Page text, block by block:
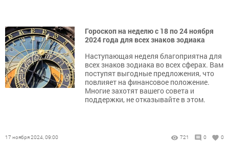
Гороскоп на неделю с 18 по 24 ноября
2024 года для всех знаков зодиака
Наступающая неделя благоприятна для
всех знаков зодиака во всех сферах. Вам
поступят выгодные предложения, что
повлияет на финансовое положение.
Многие захотят вашего совета и
поддержки, не отказывайте в этом.
17 ноября 2024, 09:00 721 0 0